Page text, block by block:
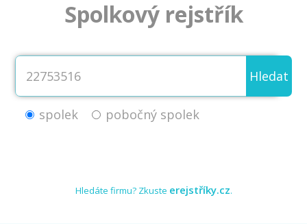
Spolkový rejstřík
Hledat
spolek pobočný spolek
Hledáte firmu? Zkuste erejstříky.cz.